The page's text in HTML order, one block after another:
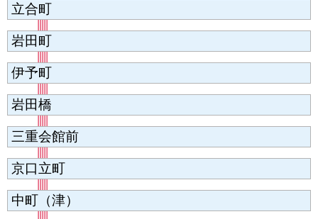
立合町
岩田町
伊予町
岩田橋
三重会館前
京口立町
中町（津）